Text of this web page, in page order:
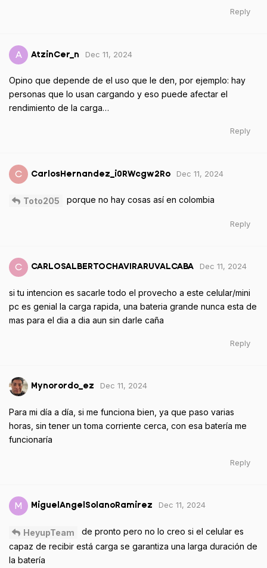
Reply
A AtzinCer_n Dec 11, 2024
Opino que depende de el uso que le den, por ejemplo: hay
personas que lo usan cargando y eso puede afectar el
rendimiento de la carga…
Reply
C CarlosHernandez_i0RWcgw2Ro Dec 11, 2024
Toto205 porque no hay cosas así en colombia
Reply
C CARLOSALBERTOCHAVIRARUVALCABA Dec 11, 2024
si tu intencion es sacarle todo el provecho a este celular/mini
pc es genial la carga rapida, una bateria grande nunca esta de
mas para el dia a dia aun sin darle caña
Reply
Mynorordo_ez Dec 11, 2024
Para mi día a día, si me funciona bien, ya que paso varias
horas, sin tener un toma corriente cerca, con esa batería me
funcionaría
Reply
M MiguelAngelSolanoRamirez Dec 11, 2024
HeyupTeam
de pronto pero no lo creo si el celular es
capaz de recibir está carga se garantiza una larga duración de
la batería